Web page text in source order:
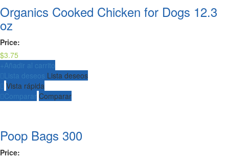
Organics Cooked Chicken for Dogs 12.3
oz
Price:
$3.75
+ Añadir al carrito
Lista deseos Lista deseos
Vista rápida
Comparar Comparar
Poop Bags 300
Price: